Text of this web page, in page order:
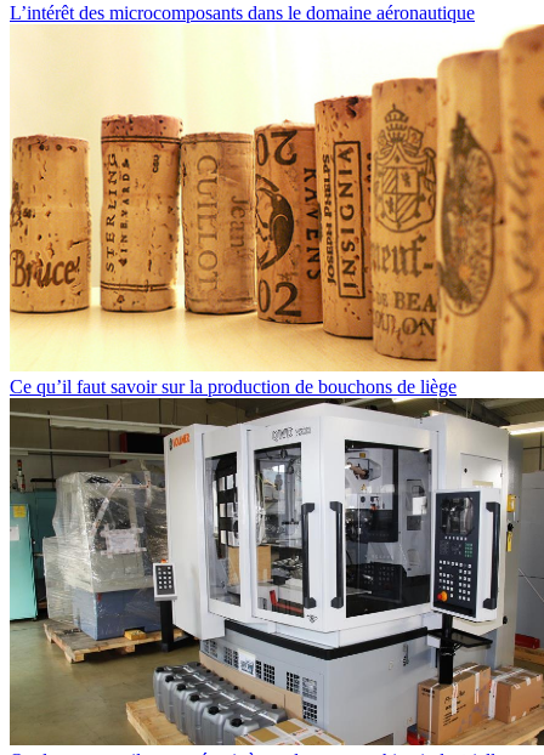
L’intérêt des microcomposants dans le domaine aéronautique
Ce qu’il faut savoir sur la production de bouchons de liège